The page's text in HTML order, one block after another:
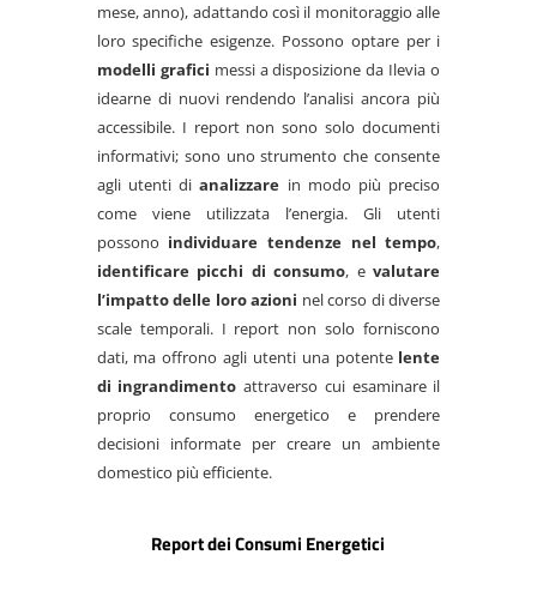
mese, anno), adattando così il monitoraggio alle
loro specifiche esigenze. Possono optare per i
modelli grafici messi a disposizione da Ilevia o
idearne di nuovi rendendo l’analisi ancora più
accessibile. I report non sono solo documenti
informativi; sono uno strumento che consente
agli utenti dianalizzare in modo più preciso
come viene utilizzata l’energia. Gli utenti
possono individuare tendenze nel tempo,
identificare picchi di consumo, evalutare
l’impatto delle loro azioni nel corso di diverse
scale temporali. I report non solo forniscono
dati, ma offrono agli utenti una potente lente
di ingrandimento attraverso cui esaminare il
proprio consumo energetico e prendere
decisioni informate per creare un ambiente
domestico più efficiente.​
Report dei Consumi Energetici